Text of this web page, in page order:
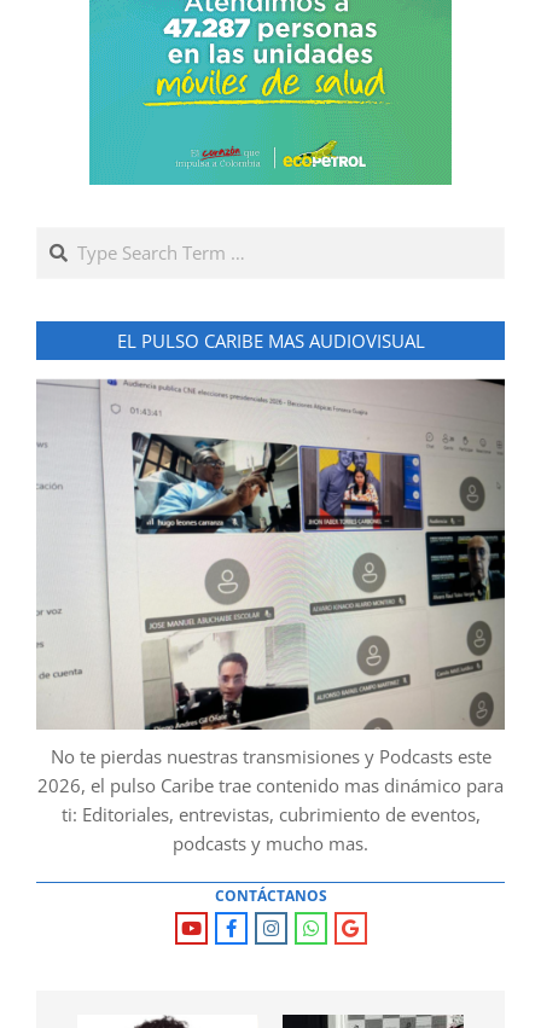
Search
EL PULSO CARIBE MAS AUDIOVISUAL
No te pierdas nuestras transmisiones y Podcasts este
2026, el pulso Caribe trae contenido mas dinámico para
ti: Editoriales, entrevistas, cubrimiento de eventos,
podcasts y mucho mas.
CONTÁCTANOS